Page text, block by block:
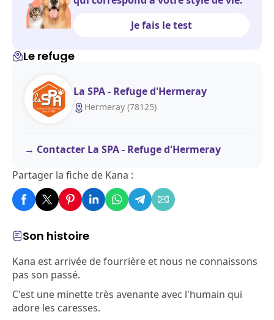
Son histoire
Kana est arrivée de fourrière et nous ne connaissons
pas son passé.
C'est une minette très avenante avec l'humain qui
adore les caresses.
Je fais le test
Le refuge
La SPA - Refuge d'Hermeray
Hermeray (78125)
Contacter La SPA - Refuge d'Hermeray
Partager la fiche de Kana :